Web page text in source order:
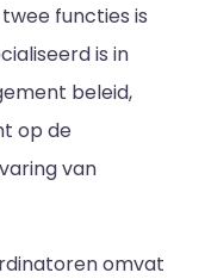
functies is
is in
beleid,
op de
van
omvat